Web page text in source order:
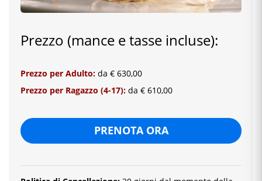
Prezzo (mance e tasse incluse):
Prezzo per Adulto: da € 630,00
Prezzo per Ragazzo (4-17): da € 610,00
PRENOTA ORA